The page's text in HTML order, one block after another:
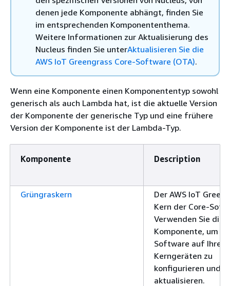
denen jede Komponente abhängt, finden Sie
im entsprechenden Komponententhema.
Weitere Informationen zur Aktualisierung des
Nucleus finden Sie unterAktualisieren Sie die
AWS IoT Greengrass Core-Software (OTA).
Wenn eine Komponente einen Komponententyp sowohl
generisch als auch Lambda hat, ist die aktuelle Version
der Komponente der generische Typ und eine frühere
Version der Komponente ist der Lambda-Typ.
Komponente Description
Grüngraskern
Der AWS IoT
Kern der Core-
Verwenden Sie
Komponente, um
Software auf Ihren
Kerngeräten zu
konfigurieren und
aktualisieren.